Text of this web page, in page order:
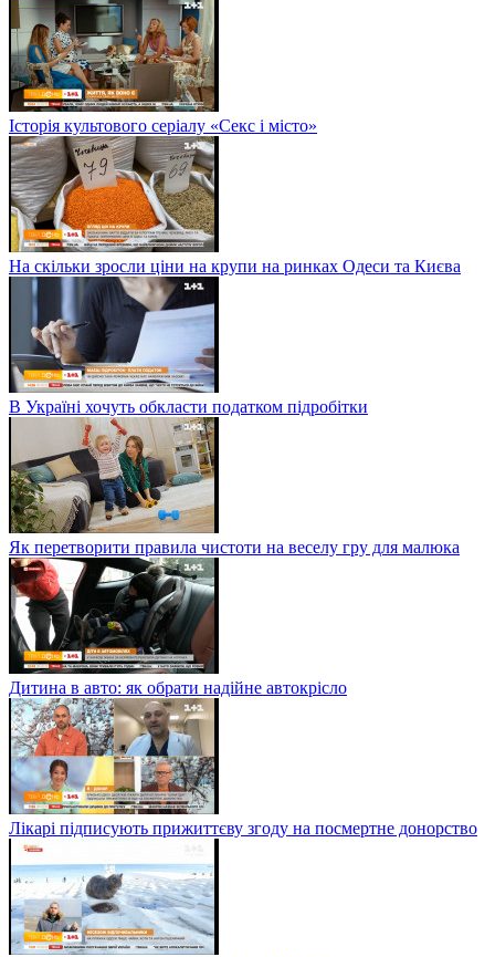
Історія культового серіалу «Секс і місто»
На скільки зросли ціни на крупи на ринках Одеси та Києва
В Україні хочуть обкласти податком підробітки
Як перетворити правила чистоти на веселу гру для малюка
Дитина в авто: як обрати надійне автокрісло
Лікарі підписують прижиттєву згоду на посмертне донорство